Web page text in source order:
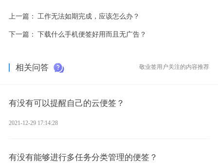
上一篇： 工作无法如期完成，应该怎么办？
下一篇： 下载什么手机便签好用而且无广告？
相关问答 敬业签用户关注的内容推荐
有没有可以提醒自己的云便签？
2021-12-29 17:14:28
有没有能够进行多任务分类管理的便签？